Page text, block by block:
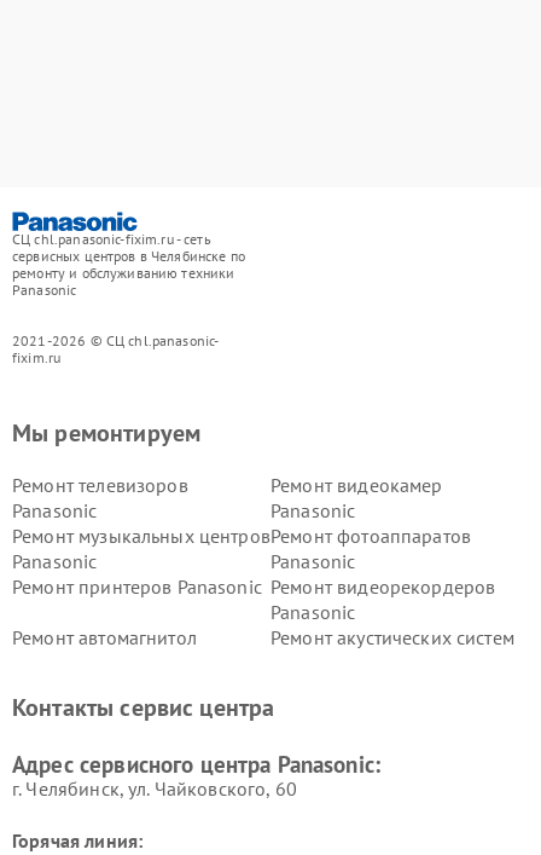
СЦ chl.panasonic-fixim.ru - сеть
сервисных центров в Челябинске по
ремонту и обслуживанию техники
Panasonic
2021-2026 © СЦ chl.panasonic-
fixim.ru
Мы ремонтируем
Ремонт телевизоров
Panasonic
Ремонт видеокамер
Panasonic
Ремонт музыкальных центров
Panasonic
Ремонт фотоаппаратов
Panasonic
Ремонт принтеров Panasonic Ремонт видеорекордеров
Panasonic
Ремонт автомагнитол
Ремонт акустических систем
панелей Panasonic
Контакты сервис центра
Адрес сервисного центра Panasonic:
г. Челябинск, ул. Чайковского, 60
Горячая линия: